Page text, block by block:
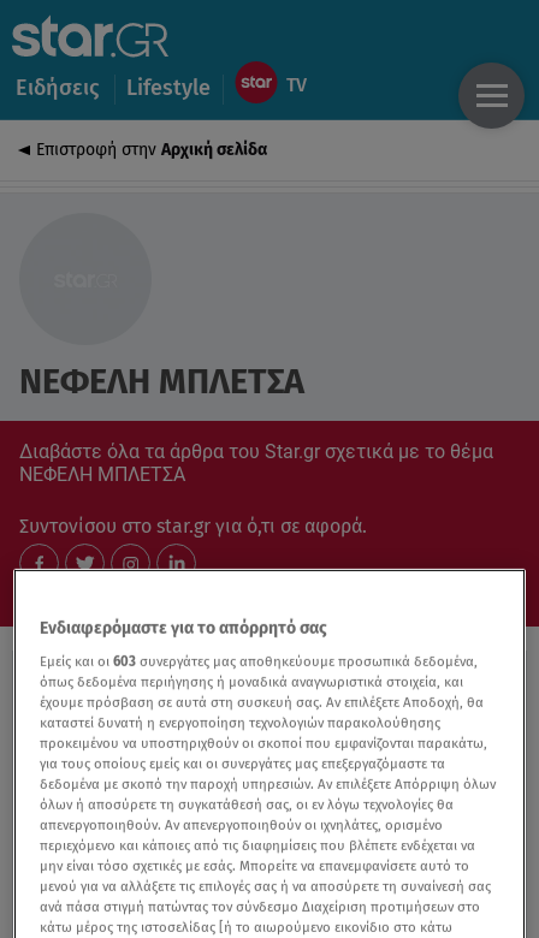
Ειδήσεις Lifestyle
Επιστροφή στην Αρχική σελίδα
ΝΕΦΕΛΗ ΜΠΛΕΤΣΑ
Διαβάστε όλα τα άρθρα του Star.gr σχετικά με το θέμα
ΝΕΦΕΛΗ ΜΠΛΕΤΣΑ
Συντονίσου στο star.gr για ό,τι σε αφορά.
Ενδιαφερόμαστε για το απόρρητό σας
Εμείς και οι603 συνεργάτες μας αποθηκεύουμε προσωπικά δεδομένα,
όπως δεδομένα περιήγησης ή μοναδικά αναγνωριστικά στοιχεία, και
έχουμε πρόσβαση σε αυτά στη συσκευή σας. Αν επιλέξετε Αποδοχή, θα
καταστεί δυνατή η ενεργοποίηση τεχνολογιών παρακολούθησης
προκειμένου να υποστηριχθούν οι σκοποί που εμφανίζονται παρακάτω,
για τους οποίους εμείς και οι συνεργάτες μας επεξεργαζόμαστε τα
δεδομένα με σκοπό την παροχή υπηρεσιών. Αν επιλέξετε Απόρριψη όλων
όλων ή αποσύρετε τη συγκατάθεσή σας, οι εν λόγω τεχνολογίες θα
απενεργοποιηθούν. Αν απενεργοποιηθούν οι ιχνηλάτες, ορισμένο
περιεχόμενο και κάποιες από τις διαφημίσεις που βλέπετε ενδέχεται να
μην είναι τόσο σχετικές με εσάς. Μπορείτε να επανεμφανίσετε αυτό το
μενού για να αλλάξετε τις επιλογές σας ή να αποσύρετε τη συναίνεσή σας
ανά πάσα στιγμή πατώντας τον σύνδεσμο Διαχείριση προτιμήσεων στο
κάτω μέρος της ιστοσελίδας [ή το αιωρούμενο εικονίδιο στο κάτω